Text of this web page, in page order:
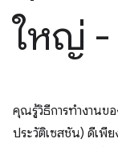
ใหญ่ -
คุณรู้วิธีการทำงานข
ประวัติเซสชัน) ดีเพี